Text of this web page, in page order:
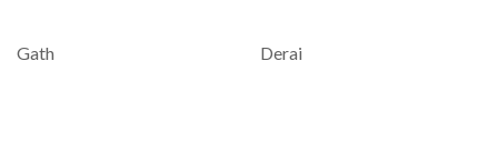
Gath Derai